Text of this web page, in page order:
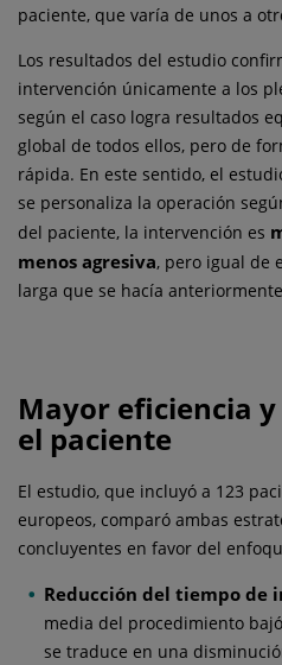
paciente, que varía de unos a
Los resultados del estudio
intervención únicamente a los
según el caso logra resultados
global de todos ellos, pero de
rápida. En este sentido, el
se personaliza la operación
del paciente, la intervención es
menos agresiva, pero igual de
larga que se hacía
Mayor eficiencia
el paciente
El estudio, que incluyó a 123
europeos, comparó ambas
concluyentes en favor del
Reducción del tiempo de
media del procedimiento
se traduce en una